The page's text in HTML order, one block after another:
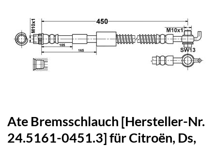
Ate Bremsschlauch [Hersteller-Nr.
24.5161-0451.3] für Citroën, Ds,